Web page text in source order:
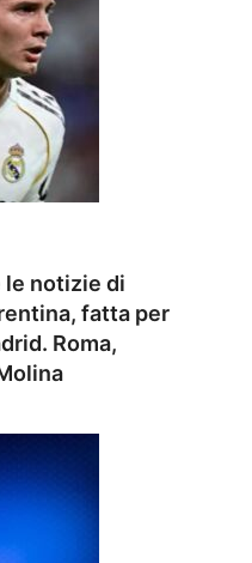
le notizie di
fatta per
Roma,